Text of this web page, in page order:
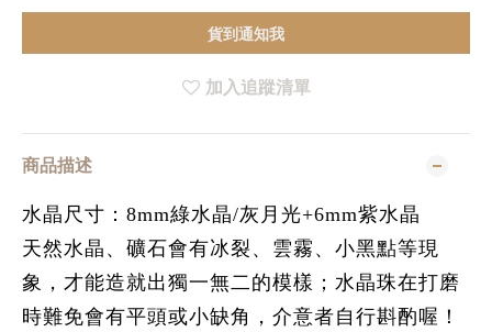
貨到通知我
加入追蹤清單
商品描述
水晶尺寸：8mm綠水晶/灰月光+6mm紫水晶
天然水晶、礦石會有冰裂、雲霧、小黑點等現
象，才能造就出獨一無二的模樣；水晶珠在打磨
時難免會有平頭或小缺角，介意者自行斟酌喔！